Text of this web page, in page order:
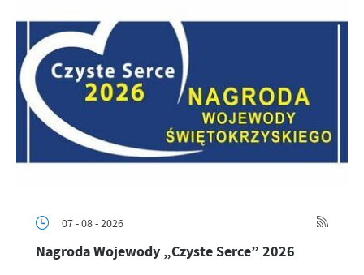
07 - 08 - 2026
Nagroda Wojewody „Czyste Serce” 2026